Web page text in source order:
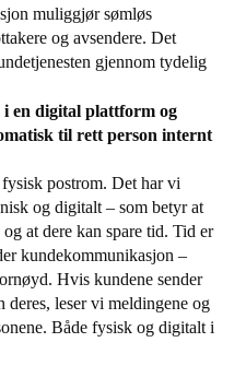
muliggjør sømløs
og avsendere. Det
gjennom tydelig
en digital plattform og
til rett person internt
postrom. Det har vi
og digitalt – som betyr at
at dere kan spare tid. Tid er
kundekommunikasjon –
Hvis kundene sender
deres, leser vi meldingene og
Både fysisk og digitalt i